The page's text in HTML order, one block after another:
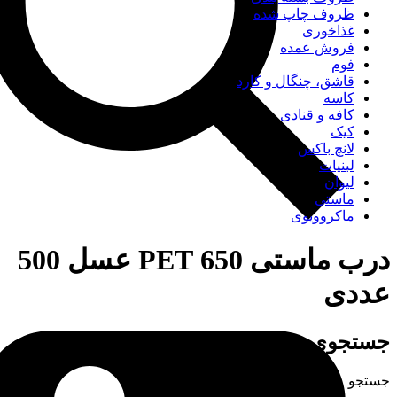
ظروف چاپ شده
غذاخوری
فروش عمده
فوم
قاشق، چنگال و کارد
کاسه
کافه و قنادی
کیک
لانچ باکس
لبنیات
لیوان
ماستی
ماکروویوی
درب ماستی 650 PET عسل 500
عددی
جستجوی
جستجو